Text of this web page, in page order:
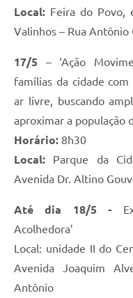
Local: Feira do Povo,
Valinhos – Rua Antônio
17/5 – ‘Ação
famílias da cidade
ar livre, buscando
aproximar a população
Horário: 8h30
Local: Parque da
Avenida Dr. Altino
Até dia 18/5 -
Acolhedora’
Local: unidade II do
Avenida Joaquim
Antônio